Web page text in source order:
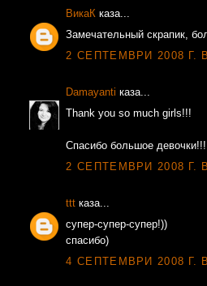
ВикаК каза...
Замечательный скрапик,
2 СЕПТЕМВРИ 2008 Г.
Damayanti каза...
Thank you so much girls!!!
Спасибо большое девочки!!!
2 СЕПТЕМВРИ 2008 Г.
ttt каза...
супер-супер-супер!))
спасибо)
4 СЕПТЕМВРИ 2008 Г.